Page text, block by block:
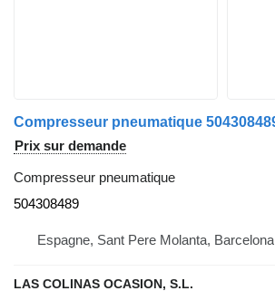
Prix sur demande
Compresseur pneumatique
504308489
Espagne, Sant Pere Molanta, Barcelona
LAS COLINAS OCASION, S.L.